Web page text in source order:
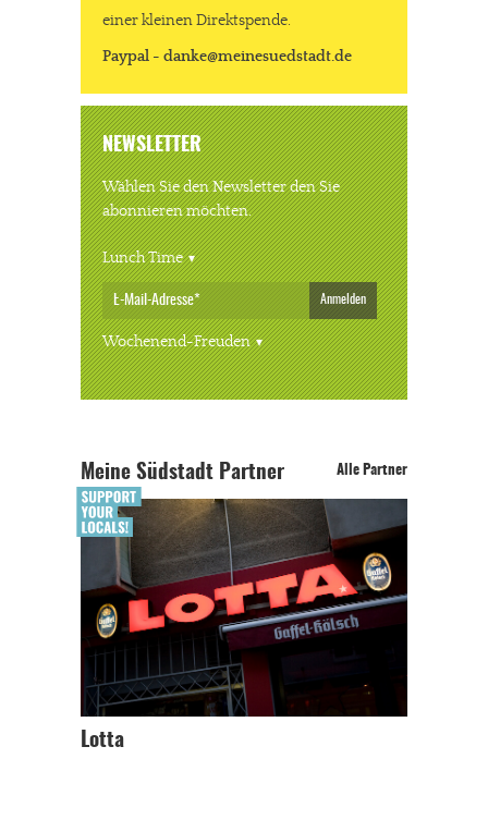
einer kleinen Direktspende.
Paypal - danke@meinesuedstadt.de
NEWSLETTER
Wählen Sie den Newsletter den Sie
abonnieren möchten.
Lunch Time
Anmelden
Wochenend-Freuden
Meine Südstadt Partner Alle Partner
Lotta